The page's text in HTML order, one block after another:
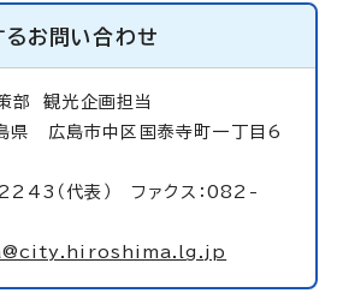
るお問い合わせ
策部観光企画担当
広島市中区国泰寺町一丁目6
（代表） ファクス：082-